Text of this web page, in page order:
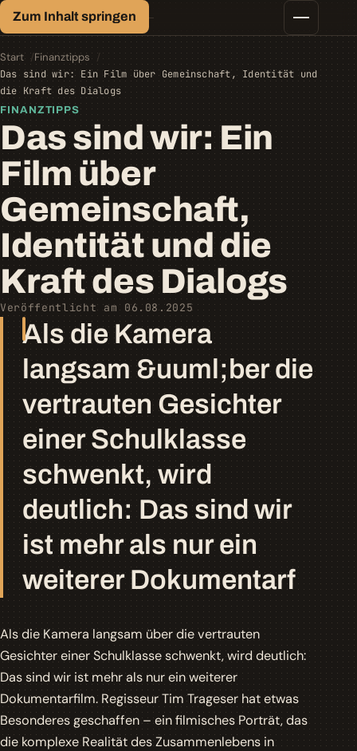
Zum Inhalt springen
Finanz-Lexikon
Geld, einfach erklärt.
Finanztipps
Kredite
Geld-/Vermögensanlage
Krypto
Steuern
Start Finanztipps
Das sind wir: Ein Film über Gemeinschaft, Identität und
die Kraft des Dialogs
FINANZTIPPS
Das sind wir: Ein
Film über
Gemeinschaft,
Identität und die
Kraft des Dialogs
Veröffentlicht am 06.08.2025
Als die Kamera
langsam &uuml;ber die
vertrauten Gesichter
einer Schulklasse
schwenkt, wird
deutlich: Das sind wir
ist mehr als nur ein
weiterer Dokumentarf
Als die Kamera langsam über die vertrauten
Gesichter einer Schulklasse schwenkt, wird deutlich:
Das sind wir ist mehr als nur ein weiterer
Dokumentarfilm. Regisseur Tim Trageser hat etwas
Besonderes geschaffen – ein filmisches Porträt, das
die komplexe Realität des Zusammenlebens in